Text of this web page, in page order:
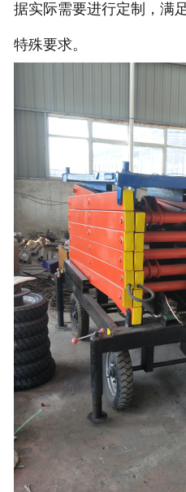
据实际需要进行定制，满
特殊要求。